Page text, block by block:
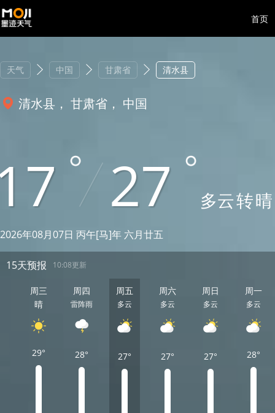
首页
天气 中国 甘肃省 清水县
清水县， 甘肃省， 中国
27 多云转晴
2026年08月07日 丙午[马]年 六月廿五
15天预报 10:08更新
周三
晴
29°
周四
雷阵雨
28°
周五
多云
27°
周六
多云
27°
周日
多云
27°
周一
多云
28°